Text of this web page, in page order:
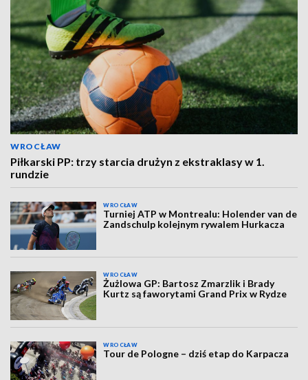
WROCŁAW
Piłkarski PP: trzy starcia drużyn z ekstraklasy w 1.
rundzie
WROCŁAW
Turniej ATP w Montrealu: Holender van de
Zandschulp kolejnym rywalem Hurkacza
WROCŁAW
Żużlowa GP: Bartosz Zmarzlik i Brady
Kurtz są faworytami Grand Prix w Rydze
WROCŁAW
Tour de Pologne – dziś etap do Karpacza